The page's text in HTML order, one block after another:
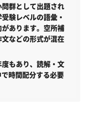
群として出題され
験レベルの語彙・
あります。空所補
などの形式が混在
もあり、読解・文
時間配分する必要